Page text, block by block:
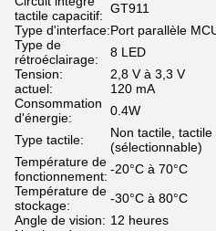
tactile capacitif: GT911
Type d'interface:Port parallèle
Type de
rétroéclairage:
8 LED
Tension:
2,8 V à 3,3 V
actuel:
120 mA
Consommation
d'énergie:
0.4W
Type tactile:
Non tactile,
(sélectionnable)
Température de
fonctionnement: -20°C à 70°C
Température de
stockage:
-30°C à 80°C
Angle de vision: 12 heures